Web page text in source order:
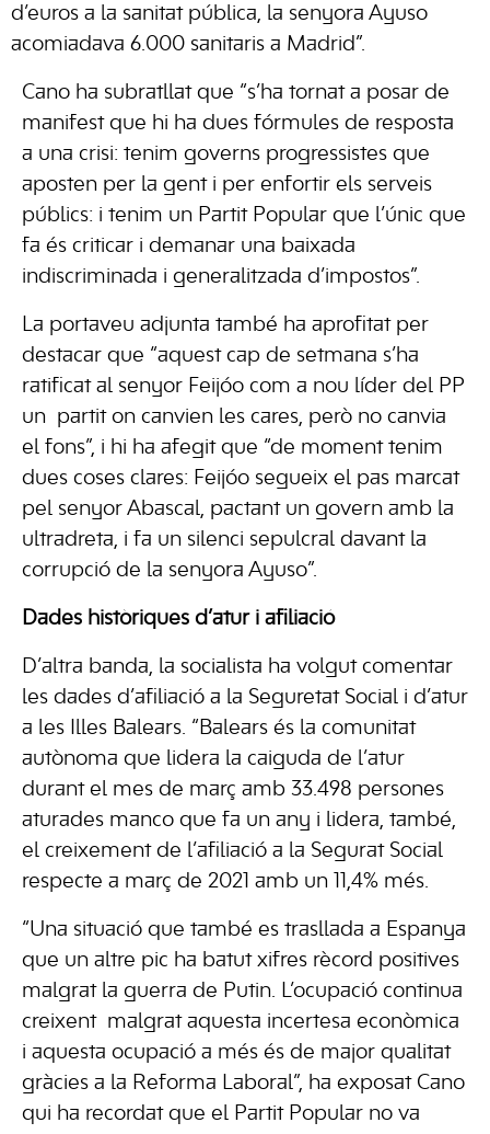
d’euros a la sanitat pública, la senyora Ayuso
acomiadava 6.000 sanitaris a Madrid”.
Cano ha subratllat que “s’ha tornat a posar de
manifest que hi ha dues fórmules de resposta
a una crisi: tenim governs progressistes que
aposten per la gent i per enfortir els serveis
públics: i tenim un Partit Popular que l’únic que
fa és criticar i demanar una baixada
indiscriminada i generalitzada d’impostos”.
La portaveu adjunta també ha aprofitat per
destacar que “aquest cap de setmana s’ha
ratificat al senyor Feijóo com a nou líder del PP
un partit on canvien les cares, però no canvia
el fons”, i hi ha afegit que “de moment tenim
dues coses clares: Feijóo segueix el pas marcat
pel senyor Abascal, pactant un govern amb la
ultradreta, i fa un silenci sepulcral davant la
corrupció de la senyora Ayuso”.
Dades històriques d’atur i afiliació
D’altra banda, la socialista ha volgut comentar
les dades d’afiliació a la Seguretat Social i d’atur
a les Illes Balears. “Balears és la comunitat
autònoma que lidera la caiguda de l’atur
durant el mes de març amb 33.498 persones
aturades manco que fa un any i lidera, també,
el creixement de l’afiliació a la Segurat Social
respecte a març de 2021 amb un 11,4% més.
“Una situació que també es trasllada a Espanya
que un altre pic ha batut xifres rècord positives
malgrat la guerra de Putin. L’ocupació continua
creixent malgrat aquesta incertesa econòmica
i aquesta ocupació a més és de major qualitat
gràcies a la Reforma Laboral”, ha exposat Cano
qui ha recordat que el Partit Popular no va